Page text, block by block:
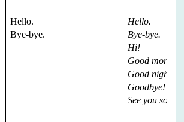
Hello.
Bye-bye.
Hello.
Bye-bye.
Hi!
Good
Good night!
Goodbye!
See you soon!